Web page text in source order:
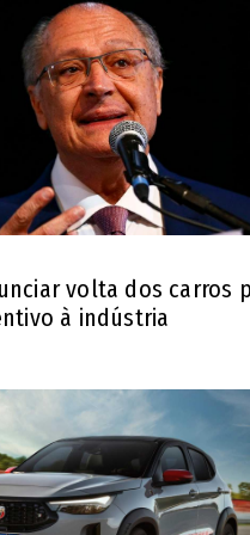
de chassis envolvidos
a SB547150 para o
para o Aircross.
podem ser obtidas pelo
por meio do telefone 0800
(não sequenciais) são
volta dos carros
à indústria